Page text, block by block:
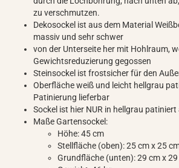
zu verschmutzen.
Dekosockel ist aus dem Material
massiv und sehr schwer
von der Unterseite her mit Hohlraum,
Gewichtsreduzierung gegossen
Steinsockel ist frostsicher für den
Oberfläche weiß und leicht hellgrau
Patinierung lieferbar
Sockel ist hier NUR in hellgrau
Maße Gartensockel:
Höhe: 45 cm
Stellfläche (oben): 25 cm x 25
Grundfläche (unten): 29 cm x